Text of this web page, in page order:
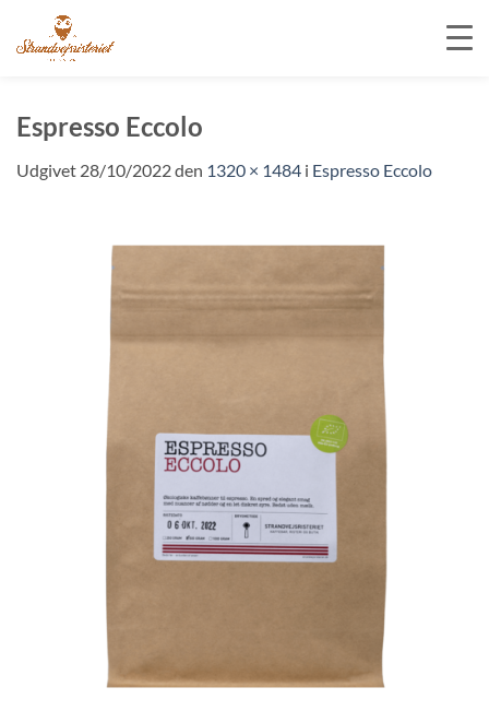
indhold
Espresso Eccolo
Udgivet 28/10/2022den 1320 × 1484 i Espresso Eccolo